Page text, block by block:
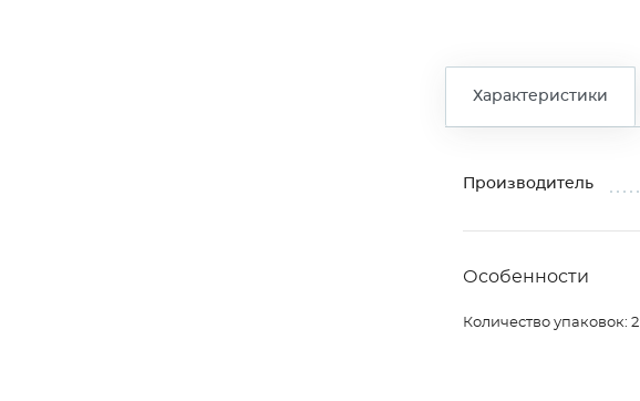
Характеристики
Производитель
Особенности
Количество упаковок: 2